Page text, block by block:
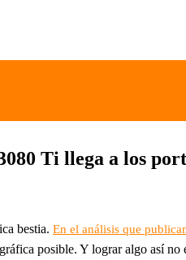
Ti llega a los
bestia. En el análisis que
posible. Y lograr algo así